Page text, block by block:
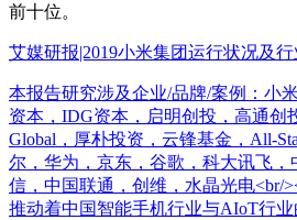
前十位。
艾媒研报|2019小米集团运行状况及
本报告研究涉及企业/品牌/案例：小
资本，IDG资本，启明创投，高通创
Global，厚朴投资，云锋基金，All-
尔，华为，京东，谷歌，科大讯飞
信，中国联通，创维，水晶光电<br/
推动着中国智能手机行业与AIoT行